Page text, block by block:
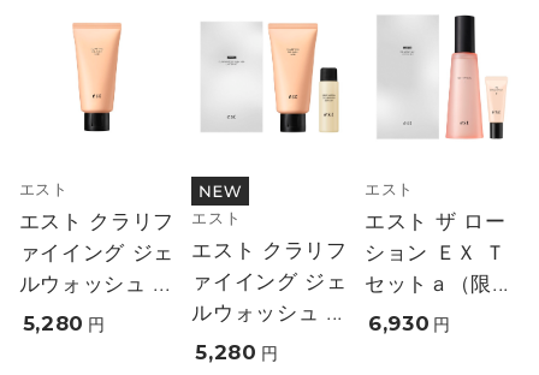
エスト
エスト クラリフ
ァイイング ジェ
ルウォッシュ ...
5,280 円
エスト
エスト クラリフ
ァイイング ジェ
ルウォッシュ ...
5,280 円
エスト
エスト ザ ロー
ション ＥＸ Ｔ
セットａ（限...
6,930 円